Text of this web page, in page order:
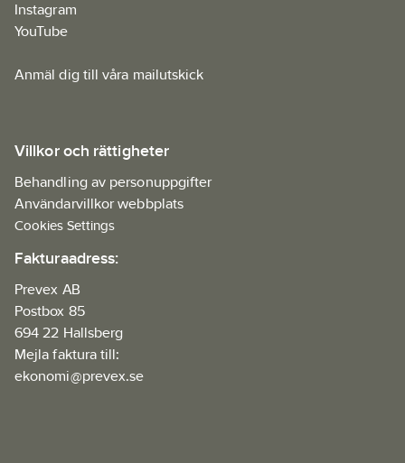
Instagram
YouTube
Anmäl dig till våra mailutskick
Villkor och rättigheter
Behandling av personuppgifter
Användarvillkor webbplats
Cookies Settings
Fakturaadress:
Prevex AB
Postbox 85
694 22 Hallsberg
Mejla faktura till:
ekonomi@prevex.se